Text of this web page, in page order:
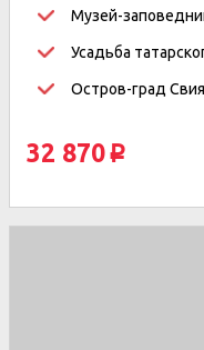
Музей-
Усадьба
Остров-град
32 870 p